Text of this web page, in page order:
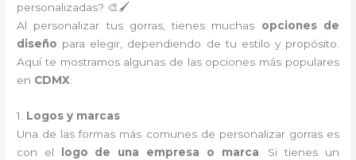
personalizadas? 🎨🖌️
Al personalizar tus gorras, tienes muchas opciones de
diseño para elegir, dependiendo de tu estilo y propósito.
Aquí te mostramos algunas de las opciones más populares
en CDMX:
1. Logos y marcas
Una de las formas más comunes de personalizar gorras es
con el
logo de una empresa o marca . Si tienes un